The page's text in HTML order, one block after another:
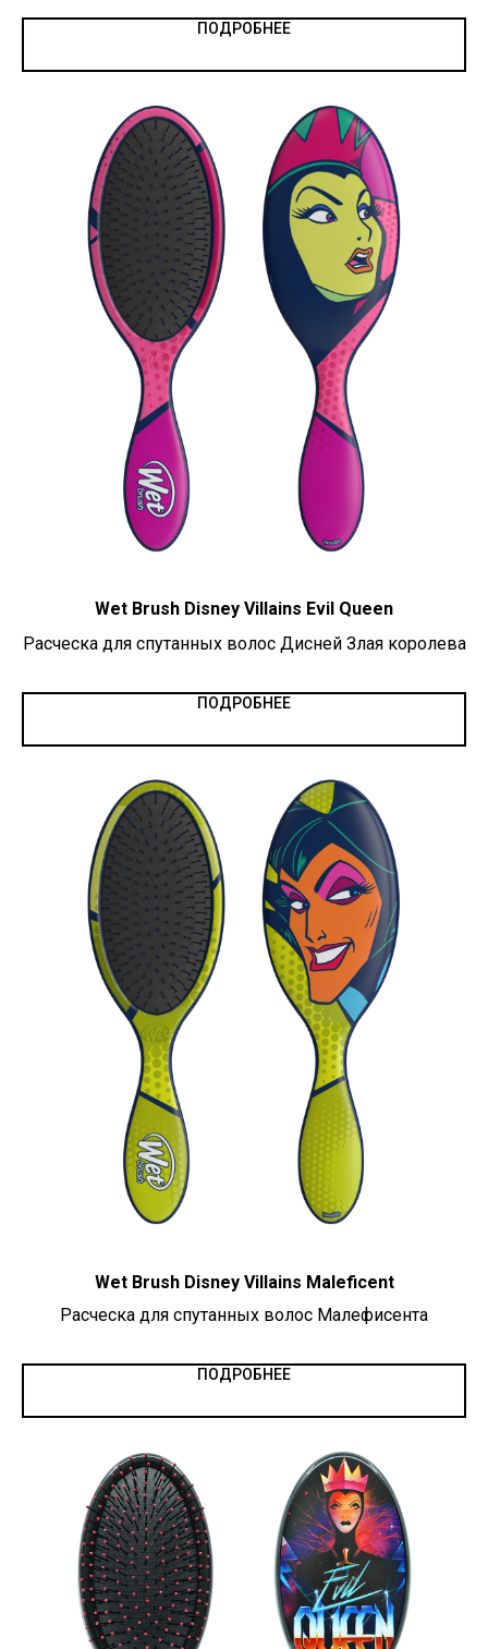
ПОДРОБНЕЕ
Wet Brush Disney Villains Evil Queen
Расческа для спутанных волос Дисней Злая королева
ПОДРОБНЕЕ
Wet Brush Disney Villains Maleficent
Расческа для спутанных волос Малефисента
ПОДРОБНЕЕ